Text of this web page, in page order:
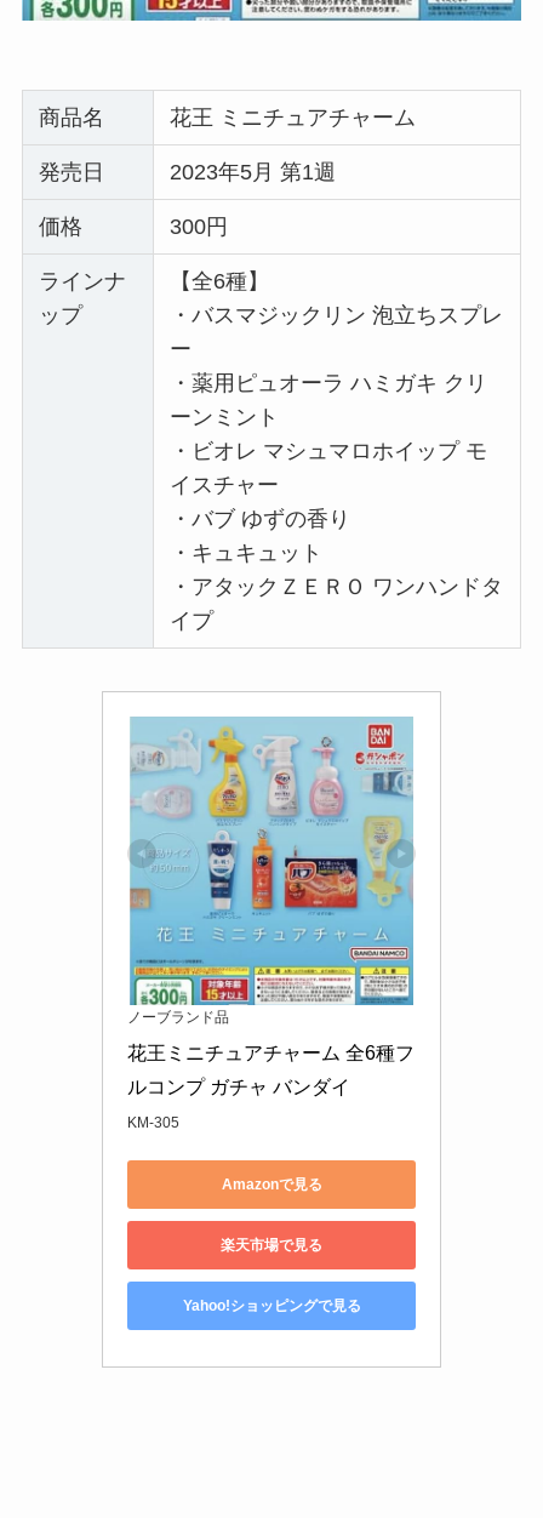
商品名 花王 ミニチュアチャーム
発売日 2023年5月 第1週
価格 300円
ラインナ
ップ
【全6種】
・バスマジックリン 泡立ちスプレ
ー
・薬用ピュオーラ ハミガキ クリ
ーンミント
・ビオレ マシュマロホイップ モ
イスチャー
・バブ ゆずの香り
・キュキュット
・アタックＺＥＲＯ ワンハンドタ
イプ
ノーブランド品
花王ミニチュアチャーム 全6種フ
ルコンプ ガチャ バンダイ
KM-305
Amazonで見る
楽天市場で見る
Yahoo!ショッピングで見る